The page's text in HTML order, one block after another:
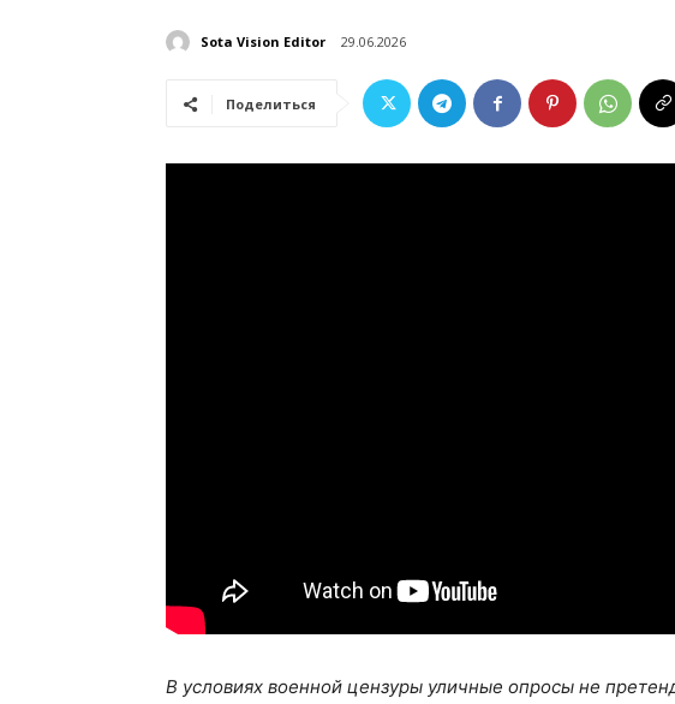
Sota Vision Editor 29.06.2026
Поделиться
В условиях военной цензуры уличные опросы не